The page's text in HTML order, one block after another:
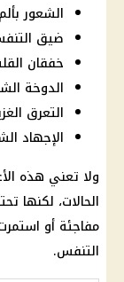
الشعور
ضيق
خفقان
الدوخة
التعرق
الإجهاد
ولا تعني هذه
الحالات، لكنها
مفاجئة أو
التنفس.